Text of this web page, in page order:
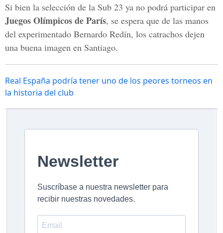
Si bien la selección de la Sub 23 ya no podrá participar en
Juegos Olímpicos de París, se espera que de las manos
del experimentado Bernardo Redín, los catrachos dejen
una buena imagen en Santiago.
Real España podría tener uno de los peores torneos en
la historia del club